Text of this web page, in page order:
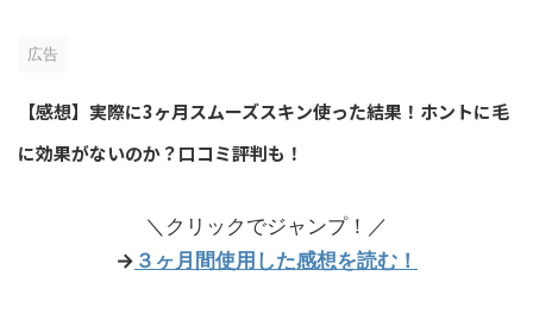
広告
【感想】実際に3ヶ月スムーズスキン使った結果！ホントに毛
に効果がないのか？口コミ評判も！
＼クリックでジャンプ！／
→ ３ヶ月間使用した感想を読む！